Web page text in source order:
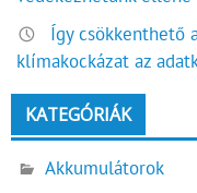
Így csökkenthető
klímakockázat az
KATEGÓRIÁK
Akkumulátorok